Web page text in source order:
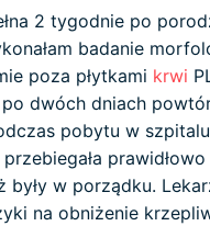
2 tygodnie po
badanie
poza płytkami krwi
dwóch dniach
pobytu w
przebiegała
były w porządku.
na obniżenie